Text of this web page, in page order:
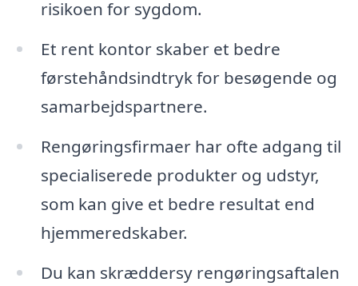
risikoen for sygdom.
Et rent kontor skaber et bedre
førstehåndsindtryk for besøgende og
samarbejdspartnere.
Rengøringsfirmaer har ofte adgang til
specialiserede produkter og udstyr,
som kan give et bedre resultat end
hjemmeredskaber.
Du kan skræddersy rengøringsaftalen